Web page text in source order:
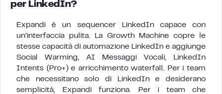
per LinkedIn?
Expandi è un sequencer LinkedIn capace con
un’interfaccia pulita. La Growth Machine copre le
stesse capacità di automazione LinkedIn e aggiunge
Social Warming, AI Messaggi Vocali, LinkedIn
Intents (Pro+) e arricchimento waterfall. Per i team
che necessitano solo di LinkedIn e desiderano
semplicità, Expandi funziona. Per i team che